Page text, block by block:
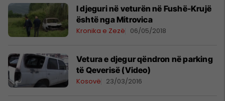
I djeguri në veturën në Fushë-Krujë
është nga Mitrovica
Kronika e Zezë 06/05/2018
Vetura e djegur qëndron në parking
të Qeverisë (Video)
Kosovë 23/03/2016